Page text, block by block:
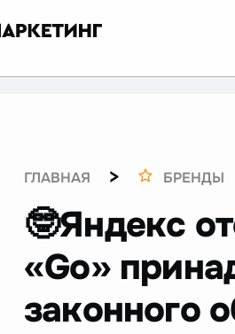
ГЛАВНАЯ > БРЕНДЫ
🤓Яндекс
«Go»
законного